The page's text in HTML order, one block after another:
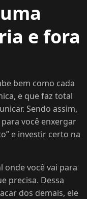
e fora
bem como cada
e que faz total
Sendo assim,
você enxergar
e investir certo na
onde você vai para
precisa. Dessa
dos demais, ele